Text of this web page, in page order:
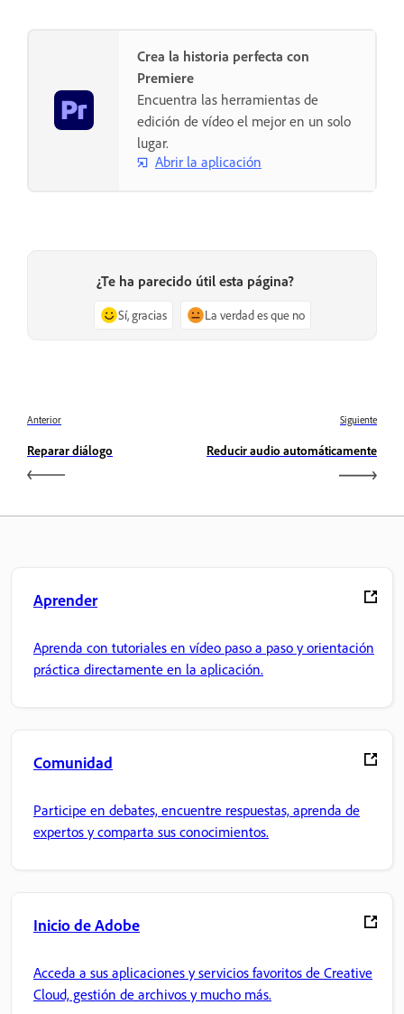
Crea la historia perfecta con
Premiere
Encuentra las herramientas de
edición de vídeo el mejor en un solo
lugar.
Abrir la aplicación
¿Te ha parecido útil esta página?
Sí, gracias La verdad es que no
Anterior
Reparar diálogo
Siguiente
Reducir audio automáticamente
Aprender
Aprenda con tutoriales en vídeo paso a paso y orientación
práctica directamente en la aplicación.
Comunidad
Participe en debates, encuentre respuestas, aprenda de
expertos y comparta sus conocimientos.
Inicio de Adobe
Acceda a sus aplicaciones y servicios favoritos de Creative
Cloud, gestión de archivos y mucho más.